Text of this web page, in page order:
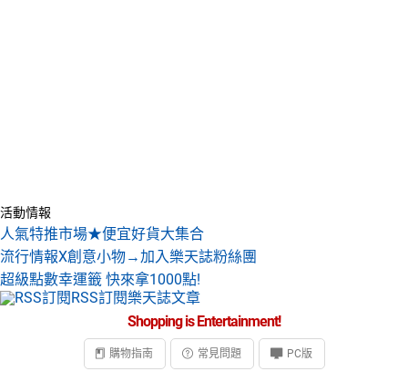
活動情報
人氣特推市場★便宜好貨大集合
流行情報X創意小物→加入樂天誌粉絲團
超級點數幸運籤 快來拿1000點!
RSS訂閱樂天誌文章
Shopping is Entertainment!
購物指南 常見問題 PC版